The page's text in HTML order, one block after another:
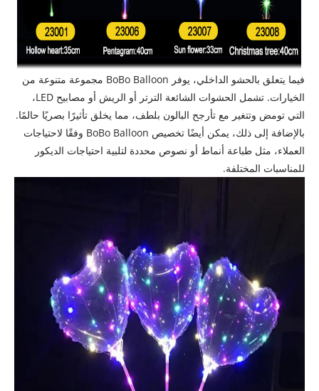
فيما يتعلق بالحشو الداخلي، يوفر BoBo Balloon مجموعة متنوعة من
الخيارات. تشمل الحشوات الشائعة الترتر أو الريش أو مصابيح LED،
التي تومض وتتغير مع تأرجح البالون بلطف، مما يخلق تأثيرًا بصريًا حالمًا.
بالإضافة إلى ذلك، يمكن أيضًا تخصيص BoBo Balloon وفقًا لاحتياجات
العملاء، مثل طباعة أنماط أو نصوص محددة لتلبية احتياجات الديكور
للمناسبات المختلفة.